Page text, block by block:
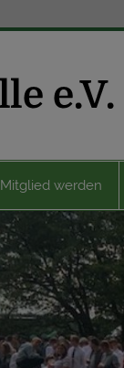
Mitglied werden